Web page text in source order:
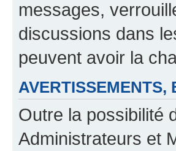
messages,
discussions dans
peuvent avoir la
Outre la possibilité
Administrateurs et